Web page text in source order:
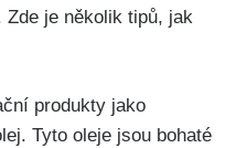
⁣je několik⁣ tipů, jak​
produkty jako
Tyto oleje jsou bohaté